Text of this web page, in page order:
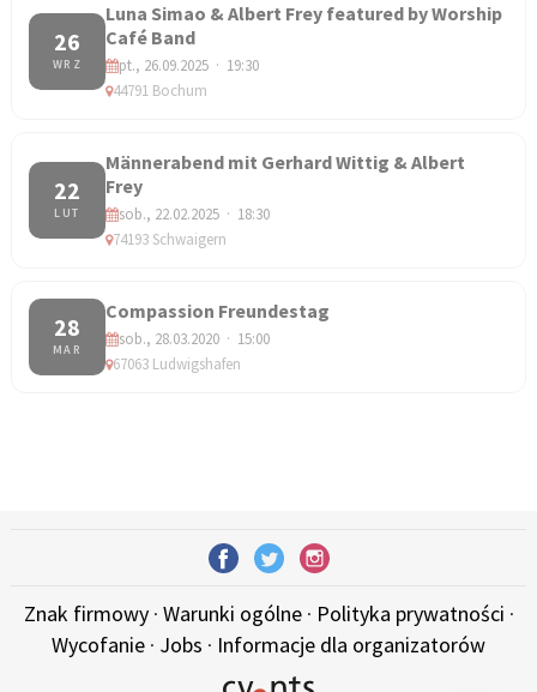
26
WRZ
Luna Simao & Albert Frey featured by Worship
Café Band
pt., 26.09.2025 · 19:30
44791 Bochum
22
LUT
Männerabend mit Gerhard Wittig & Albert
Frey
sob., 22.02.2025 · 18:30
74193 Schwaigern
28
MAR
Compassion Freundestag
sob., 28.03.2020 · 15:00
67063 Ludwigshafen
Znak firmowy· Warunki ogólne· Polityka prywatności ·
Wycofanie · Jobs · Informacje dla organizatorów